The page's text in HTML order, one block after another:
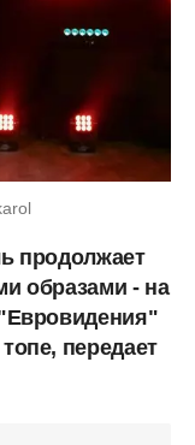
продолжает
образами - на
передает